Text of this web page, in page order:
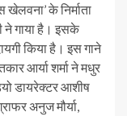
खेलवना’ के निर्माता
ने गाया है। इसके
किया है। इस गाने
आर्या शर्मा ने मधुर
डायरेक्टर आशीष
अनुज मौर्या,